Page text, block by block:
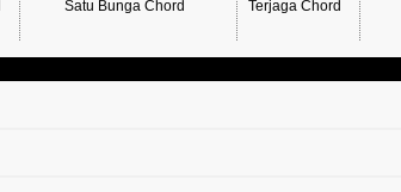
Satu Bunga Chord
Terjaga Chord